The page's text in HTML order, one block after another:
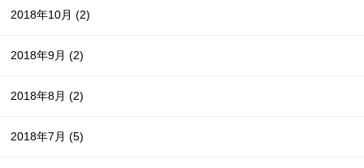
2018年10月(2)
2018年9月(2)
2018年8月(2)
2018年7月(5)